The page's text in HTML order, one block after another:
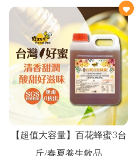
【超值大容量】百花蜂蜜3台
斤/春夏養生飲品